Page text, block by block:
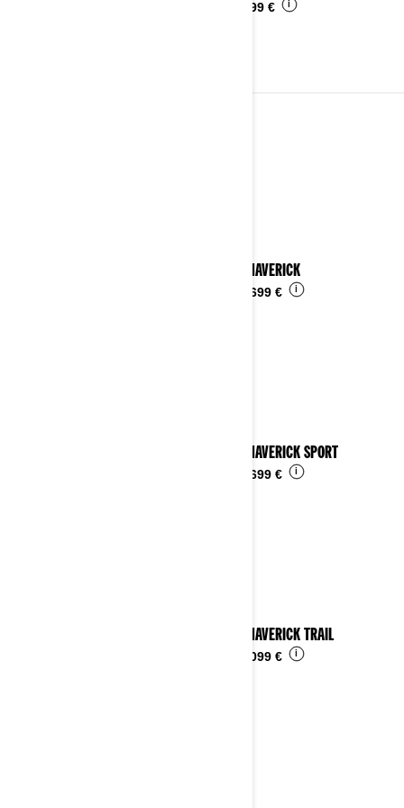
4.799 € i
2023 MAVERICK
28.699 € i
2023 MAVERICK SPORT
23.699 € i
2023 MAVERICK TRAIL
16.099 € i